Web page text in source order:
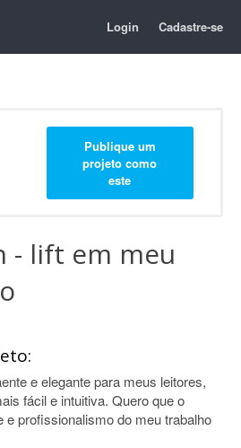
Login Cadastre-se
Publique um
projeto como
este
- lift em meu
e elegante para meus leitores,
fácil e intuitiva. Quero que o
e profissionalismo do meu trabalho